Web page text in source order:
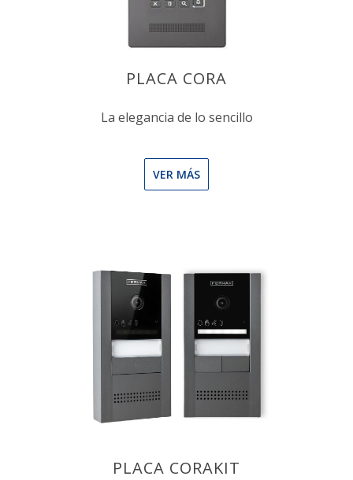
PLACA CORA
La elegancia de lo sencillo
VER MÁS
PLACA CORAKIT